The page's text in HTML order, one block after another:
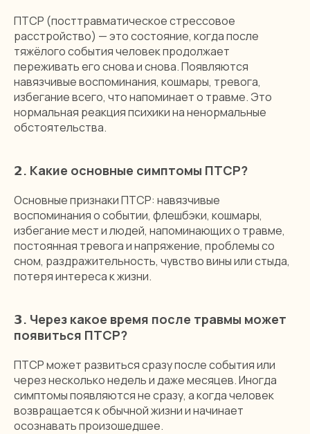
ПТСР (посттравматическое стрессовое
расстройство) — это состояние, когда после
тяжёлого события человек продолжает
переживать его снова и снова. Появляются
навязчивые воспоминания, кошмары, тревога,
избегание всего, что напоминает о травме. Это
нормальная реакция психики на ненормальные
обстоятельства.
𝟮. Какие основные симптомы ПТСР?
Основные признаки ПТСР: навязчивые
воспоминания о событии, флешбэки, кошмары,
избегание мест и людей, напоминающих о травме,
постоянная тревога и напряжение, проблемы со
сном, раздражительность, чувство вины или стыда,
потеря интереса к жизни.
𝟯. Через какое время после травмы может
появиться ПТСР?
ПТСР может развиться сразу после события или
через несколько недель и даже месяцев. Иногда
симптомы появляются не сразу, а когда человек
возвращается к обычной жизни и начинает
осознавать произошедшее.